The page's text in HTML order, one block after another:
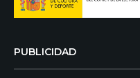
PUBLICIDAD